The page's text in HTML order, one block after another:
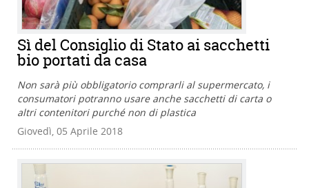
Sì del Consiglio di Stato ai sacchetti
bio portati da casa
Non sarà più obbligatorio comprarli al supermercato, i
consumatori potranno usare anche sacchetti di carta o
altri contenitori purché non di plastica
Giovedì, 05 Aprile 2018